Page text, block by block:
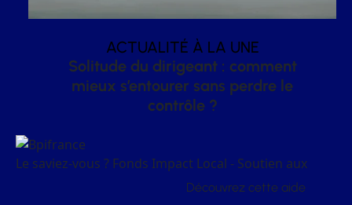
ACTUALITÉ À LA UNE
Solitude du dirigeant : comment
mieux s’entourer sans perdre le
contrôle ?
Le saviez-vous ? Fonds Impact Local - Soutien aux
Découvrez cette aide